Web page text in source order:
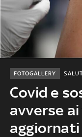
Covid e
avverse
FOTOGALLERY